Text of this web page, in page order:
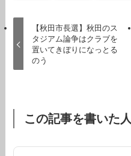
【秋田市長選】秋田のス
タジアム論争はクラブを
置いてきぼりになっとる
のう
この記事を書いた人